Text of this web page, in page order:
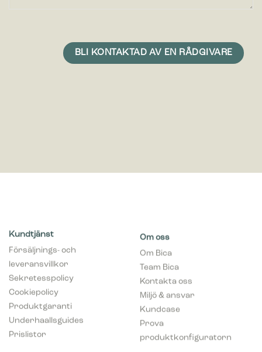
Kundtjänst
Försäljnings- och
leveransvillkor
Sekretesspolicy
Cookiepolicy
Produktgaranti
Underhaallsguides
Prislistor
Om oss
Om Bica
Team Bica
Kontakta oss
Miljö & ansvar
Kundcase
Prova
produktkonfiguratorn